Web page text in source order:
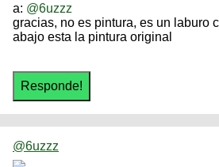
a: @6uzzz
gracias, no es pintura, es un laburo
abajo esta la pintura original
@6uzzz